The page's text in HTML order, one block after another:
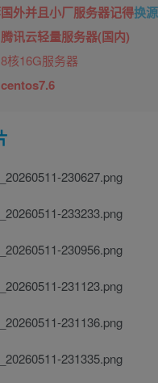
外并且小厂服务器记得换源
讯云轻量服务器(国内)
8核16G服务器